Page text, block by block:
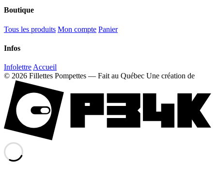
Boutique
Tous les produits Mon compte Panier
Infos
Infolettre Accueil
© 2026 Fillettes Pompettes — Fait au Québec Une création de